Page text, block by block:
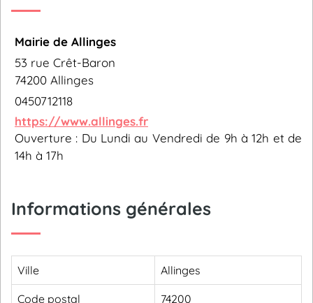
Mairie de Allinges
53 rue Crêt-Baron
74200 Allinges
0450712118
https://www.allinges.fr
Ouverture : Du Lundi au Vendredi de 9h à 12h et de
14h à 17h
Informations générales
Ville Allinges
Code postal 74200